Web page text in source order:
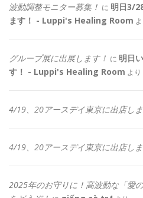
波動調整モニター募集！ に 明日3/
ます！ - Luppi's Healing Room
グループ展に出展します！ に 明日
す！ - Luppi's Healing Room より
4/19、20アースデイ東京に出店しま
4/19、20アースデイ東京に出店しま
2025年のお守りに！高波動な「愛